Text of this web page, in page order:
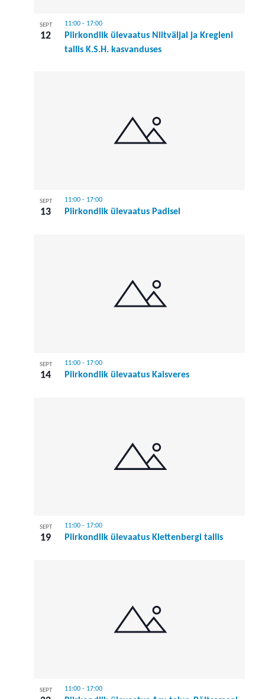
SEPT
12
Piirkondlik ülevaatus Niitväljal ja Kregleni
tallis K.S.H. kasvanduses
11:00- 17:00
SEPT
13 Piirkondlik ülevaatus Padisel
11:00- 17:00
SEPT
14 Piirkondlik ülevaatus Kaisveres
11:00- 17:00
SEPT
19 Piirkondlik ülevaatus Klettenbergi tallis
11:00- 17:00
SEPT 11:00- 17:00